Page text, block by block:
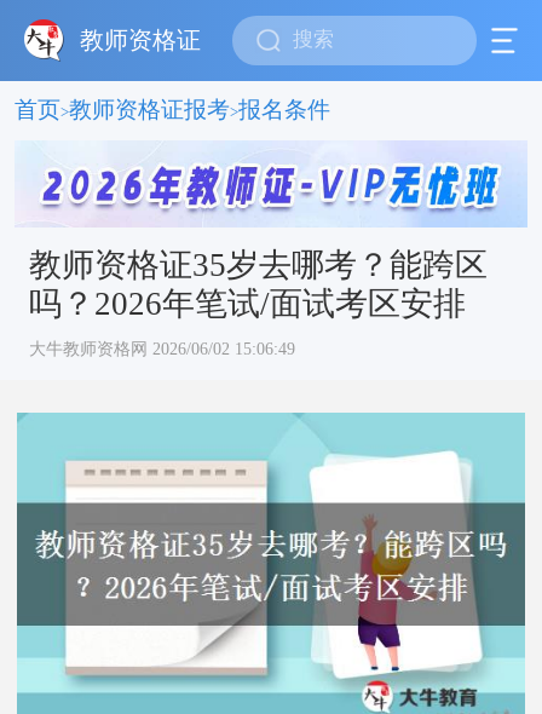
教师资格证
首页>教师资格证报考>报名条件
教师资格证35岁去哪考？能跨区
吗？2026年笔试/面试考区安排
大牛教师资格网 2026/06/02 15:06:49